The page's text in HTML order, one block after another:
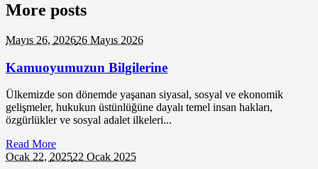
More posts
Mayıs 26, 202626 Mayıs 2026
Kamuoyumuzun Bilgilerine
Ülkemizde son dönemde yaşanan siyasal, sosyal ve ekonomik
gelişmeler, hukukun üstünlüğüne dayalı temel insan hakları,
özgürlükler ve sosyal adalet ilkeleri...
Read More
Ocak 22, 202522 Ocak 2025